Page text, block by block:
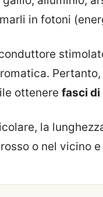
in fotoni
ottenere fasci di
la
o nel vicino